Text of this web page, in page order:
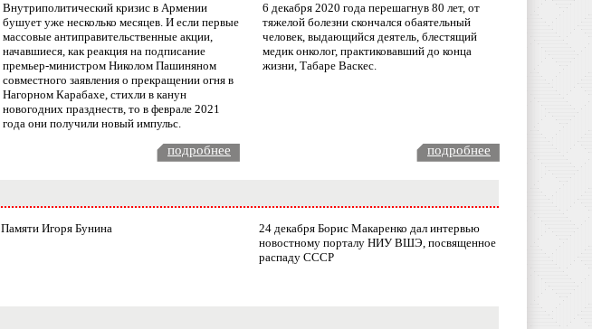
Внутриполитический кризис в Армении
бушует уже несколько месяцев. И если первые
массовые антиправительственные акции,
начавшиеся, как реакция на подписание
премьер-министром Николом Пашиняном
совместного заявления о прекращении огня в
Нагорном Карабахе, стихли в канун
новогодних празднеств, то в феврале 2021
года они получили новый импульс.
6 декабря 2020 года перешагнув 80 лет, от
тяжелой болезни скончался обаятельный
человек, выдающийся деятель, блестящий
медик онколог, практиковавший до конца
жизни, Табаре Васкес.
подробнее подробнее
Памяти Игоря Бунина
24 декабря Борис Макаренко дал интервью
новостному порталу НИУ ВШЭ, посвященное
распаду СССР